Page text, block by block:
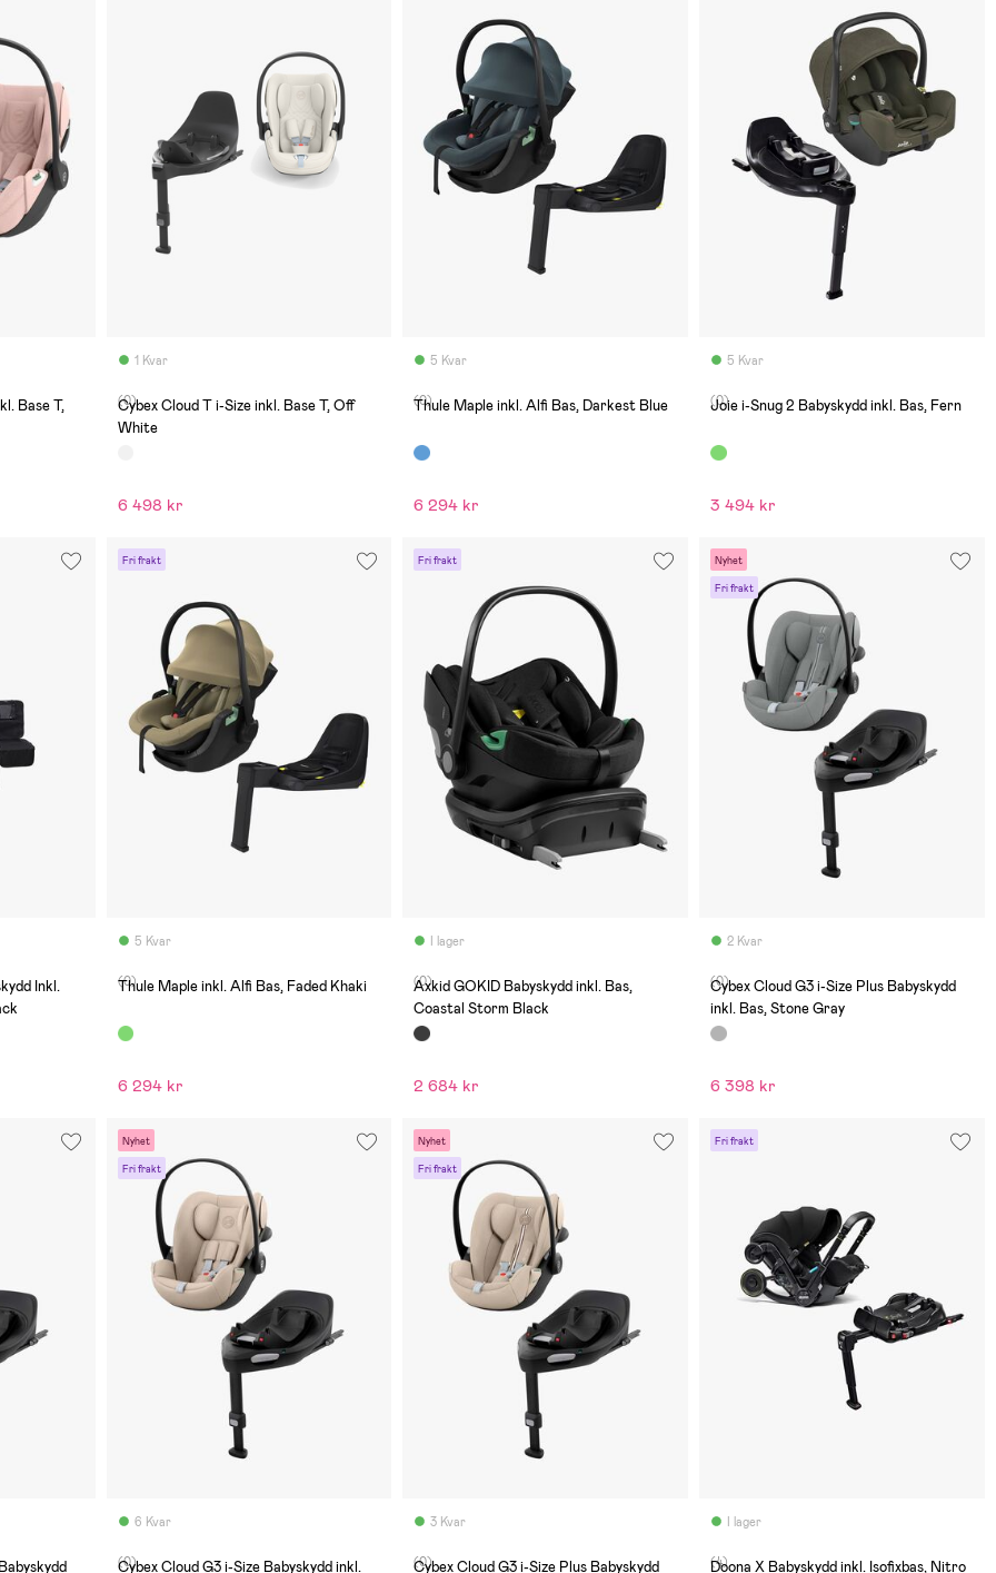
Base T,
1 Kvar
(0)
Cybex Cloud T i-Size inkl. Base T, Off
White
6 498 kr
5 Kvar
(0)
Thule Maple inkl. Alfi Bas, Darkest Blue
6 294 kr
5 Kvar
(0)
Joie i-Snug 2 Babyskydd inkl. Bas, Fern
3 494 kr
Inkl.
Fri frakt
5 Kvar
(0)
Thule Maple inkl. Alfi Bas, Faded Khaki
6 294 kr
Fri frakt
I lager
(0)
Axkid GOKID Babyskydd inkl. Bas,
Coastal Storm Black
2 684 kr
Nyhet
Fri frakt
2 Kvar
(0)
Cybex Cloud G3 i-Size Plus Babyskydd
inkl. Bas, Stone Gray
6 398 kr
Nyhet
Fri frakt
6 Kvar
(0)
Cybex Cloud G3 i-Size Babyskydd inkl.
Nyhet
Fri frakt
3 Kvar
(0)
Cybex Cloud G3 i-Size Plus Babyskydd
Fri frakt
I lager
(4)
Doona X Babyskydd inkl. Isofixbas, Nitro